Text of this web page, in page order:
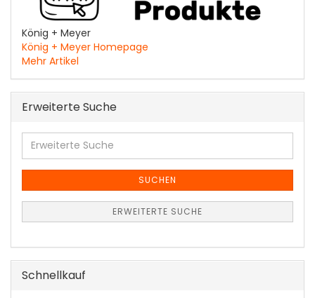
König + Meyer
König + Meyer Homepage
Mehr Artikel
Erweiterte Suche
Erweiterte
Suche
SUCHEN
ERWEITERTE SUCHE
Schnellkauf